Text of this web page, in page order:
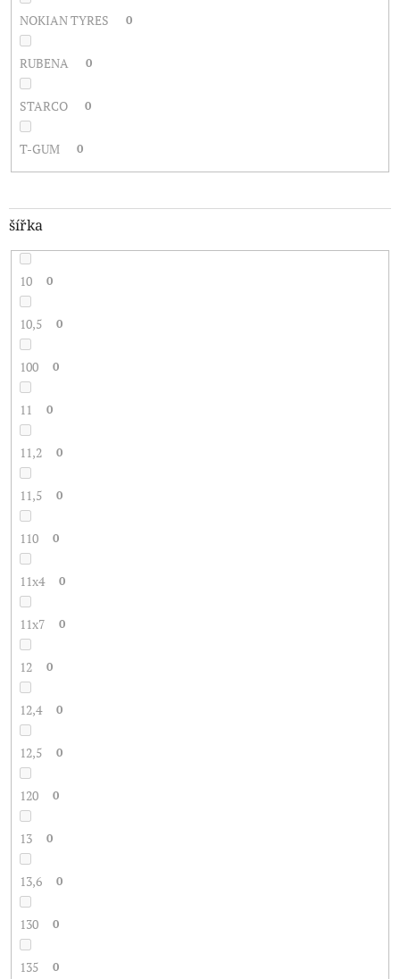
NOKIAN TYRES 0
RUBENA 0
STARCO 0
T-GUM 0
šířka
10 0
10,5 0
100 0
11 0
11,2 0
11,5 0
110 0
11x4 0
11x7 0
12 0
12,4 0
12,5 0
120 0
13 0
13,6 0
130 0
135 0